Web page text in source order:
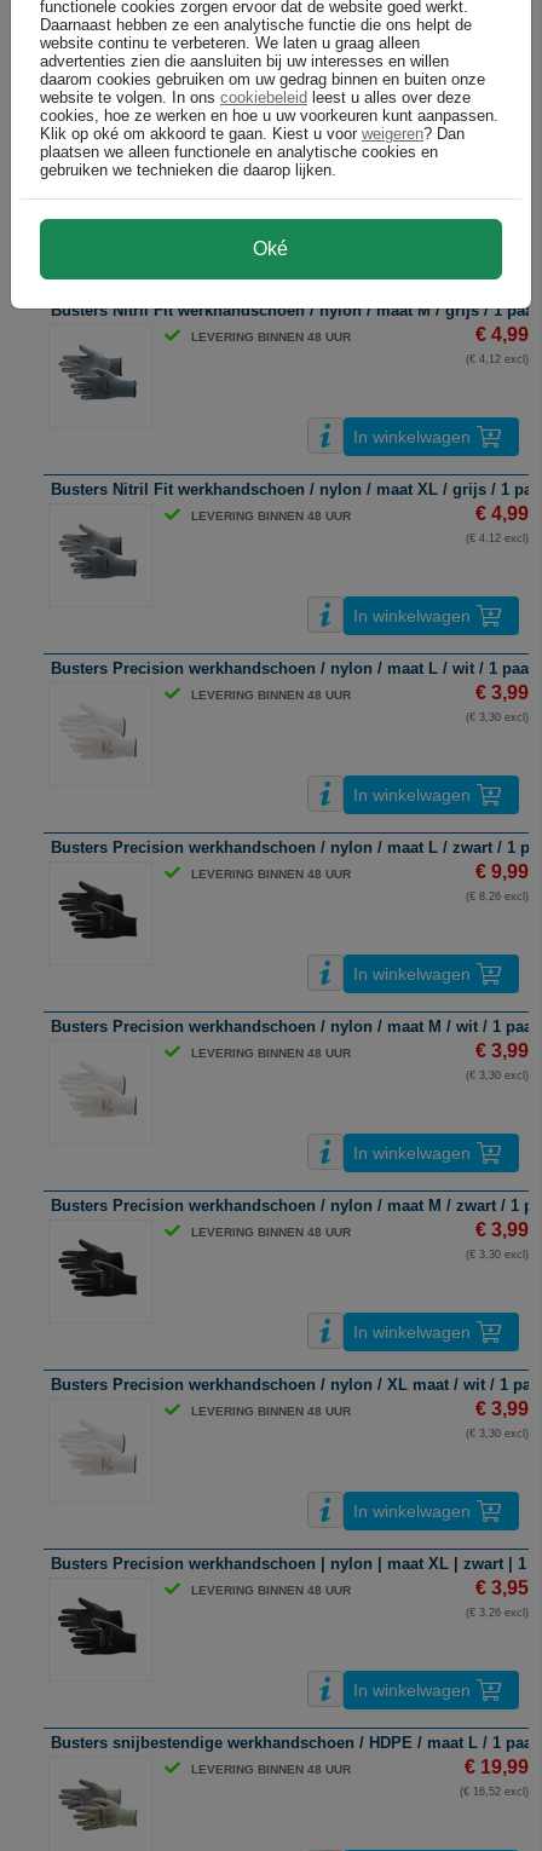
In winkelwagen
Busters Nitril Fit werkhandschoen / nylon / maat L / grijs / 1 paar
Bel voor levertijd +31 26 3193981
Busters Nitril Fit werkhandschoen / nylon / maat M / grijs / 1 paar
LEVERING BINNEN 48 UUR € 4,99
(€ 4,12 excl)
In winkelwagen
Busters Nitril Fit werkhandschoen / nylon / maat XL / grijs / 1
LEVERING BINNEN 48 UUR € 4,99
(€ 4,12 excl)
In winkelwagen
Busters Precision werkhandschoen / nylon / maat L / wit / 1 paar
LEVERING BINNEN 48 UUR € 3,99
(€ 3,30 excl)
In winkelwagen
Busters Precision werkhandschoen / nylon / maat L / zwart / 1
LEVERING BINNEN 48 UUR € 9,99
(€ 8,26 excl)
In winkelwagen
Busters Precision werkhandschoen / nylon / maat M / wit / 1 paar
LEVERING BINNEN 48 UUR € 3,99
(€ 3,30 excl)
In winkelwagen
Busters Precision werkhandschoen / nylon / maat M / zwart / 1
LEVERING BINNEN 48 UUR € 3,99
(€ 3,30 excl)
In winkelwagen
Busters Precision werkhandschoen / nylon / XL maat / wit / 1
LEVERING BINNEN 48 UUR € 3,99
(€ 3,30 excl)
In winkelwagen
Busters Precision werkhandschoen | nylon | maat XL | zwart | 1
LEVERING BINNEN 48 UUR € 3,95
(€ 3,26 excl)
In winkelwagen
Busters snijbestendige werkhandschoen / HDPE / maat L / 1 paar
LEVERING BINNEN 48 UUR € 19,99
(€ 16,52 excl)
functionele cookies zorgen ervoor dat de website goed werkt.
Daarnaast hebben ze een analytische functie die ons helpt de
website continu te verbeteren. We laten u graag alleen
advertenties zien die aansluiten bij uw interesses en willen
daarom cookies gebruiken om uw gedrag binnen en buiten onze
website te volgen. In ons cookiebeleid leest u alles over deze
cookies, hoe ze werken en hoe u uw voorkeuren kunt aanpassen.
Klik op oké om akkoord te gaan. Kiest u voor weigeren? Dan
plaatsen we alleen functionele en analytische cookies en
gebruiken we technieken die daarop lijken.
Oké